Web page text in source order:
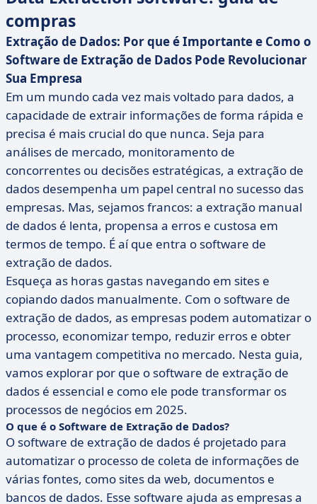
compras
Extração de Dados: Por que é Importante e Como o
Software de Extração de Dados Pode Revolucionar
Sua Empresa
Em um mundo cada vez mais voltado para dados, a
capacidade de extrair informações de forma rápida e
precisa é mais crucial do que nunca. Seja para
análises de mercado, monitoramento de
concorrentes ou decisões estratégicas, a extração de
dados desempenha um papel central no sucesso das
empresas. Mas, sejamos francos: a extração manual
de dados é lenta, propensa a erros e custosa em
termos de tempo. É aí que entra o software de
extração de dados.
Esqueça as horas gastas navegando em sites e
copiando dados manualmente. Com o software de
extração de dados, as empresas podem automatizar o
processo, economizar tempo, reduzir erros e obter
uma vantagem competitiva no mercado. Nesta guia,
vamos explorar por que o software de extração de
dados é essencial e como ele pode transformar os
processos de negócios em 2025.
O que é o Software de Extração de Dados?
O software de extração de dados é projetado para
automatizar o processo de coleta de informações de
várias fontes, como sites da web, documentos e
bancos de dados. Esse software ajuda as empresas a